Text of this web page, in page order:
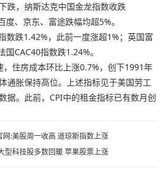
跌，纳斯达克中国金龙指数收跌
、京东、富途跌幅均超5%。
数跌1.42%，此前一度涨超1%；英国富
CAC40指数跌1.24%。
住房成本环比上涨0.7%，创下1991年
通胀保持高位。上述指标见于美国劳工
据。此前，CPI中的租金指标已有数月创
:美股周一收高 道琼斯指数上涨
型科技股多数回暖 苹果股票上涨